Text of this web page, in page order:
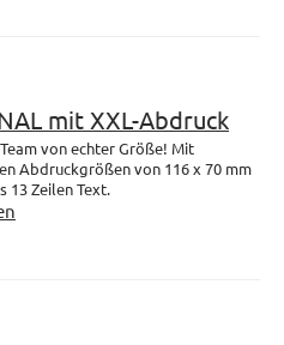
mit XXL-Abdruck
Team von echter Größe! Mit
Abdruckgrößen von 116 x 70 mm
13 Zeilen Text.